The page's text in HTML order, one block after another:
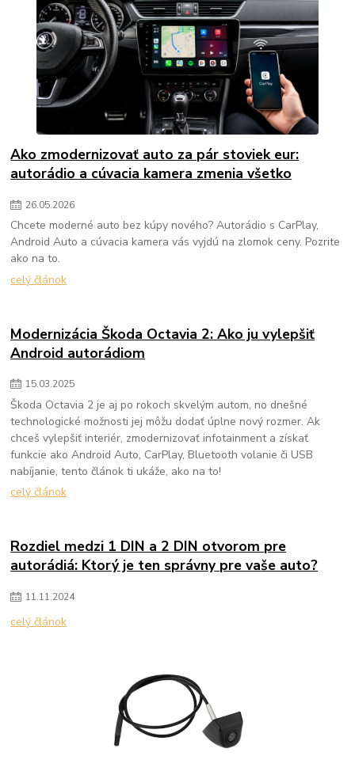
Ako zmodernizovať auto za pár stoviek eur:
autorádio a cúvacia kamera zmenia všetko
26.05.2026
Chcete moderné auto bez kúpy nového? Autorádio s CarPlay,
Android Auto a cúvacia kamera vás vyjdú na zlomok ceny. Pozrite
ako na to.
celý článok
Modernizácia Škoda Octavia 2: Ako ju vylepšiť
Android autorádiom
15.03.2025
Škoda Octavia 2 je aj po rokoch skvelým autom, no dnešné
technologické možnosti jej môžu dodať úplne nový rozmer. Ak
chceš vylepšiť interiér, zmodernizovať infotainment a získať
funkcie ako Android Auto, CarPlay, Bluetooth volanie či USB
nabíjanie, tento článok ti ukáže, ako na to!
celý článok
Rozdiel medzi 1 DIN a 2 DIN otvorom pre
autorádiá: Ktorý je ten správny pre vaše auto?
11.11.2024
celý článok